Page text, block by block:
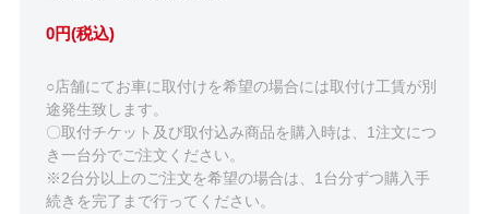
0円(税込)
○店舗にてお車に取付けを希望の場合には取付け工賃が別
途発生致します。
〇取付チケット及び取付込み商品を購入時は、1注文につ
き一台分でご注文ください。
※2台分以上のご注文を希望の場合は、1台分ずつ購入手
続きを完了まで行ってください。